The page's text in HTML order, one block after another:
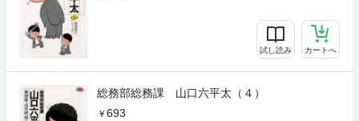
試し読み カートへ
総務部総務課 山口六平太（４）
693